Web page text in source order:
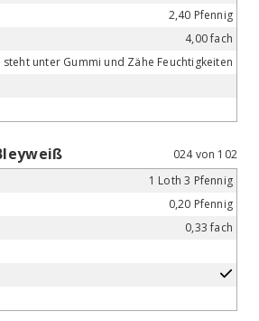
2,40 Pfennig
4,00 fach
steht unter Gummi und Zähe Feuchtigkeiten
024 von 102
1 Loth 3 Pfennig
0,20 Pfennig
0,33 fach